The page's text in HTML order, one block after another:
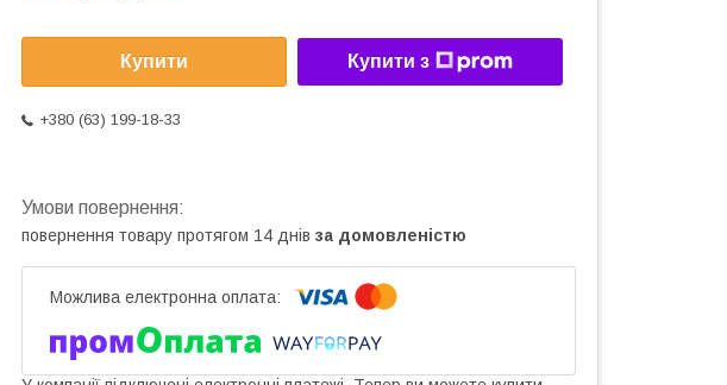
Купити Купити з
+380 (63) 199-18-33
повернення товару протягом 14 днів за домовленістю